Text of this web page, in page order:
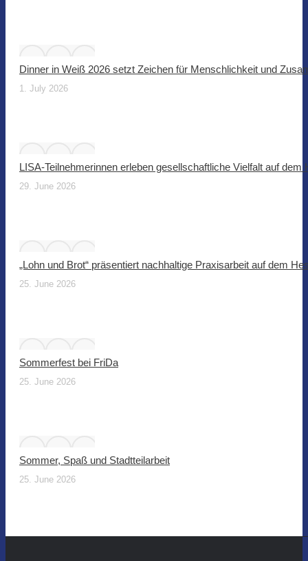
Dinner in Weiß 2026 setzt Zeichen für Menschlichkeit und
1. July 2026
LISA-Teilnehmerinnen erleben gesellschaftliche Vielfalt auf dem
29. June 2026
„Lohn und Brot“ präsentiert nachhaltige Praxisarbeit auf dem
25. June 2026
Sommerfest bei FriDa
25. June 2026
Sommer, Spaß und Stadtteilarbeit
25. June 2026